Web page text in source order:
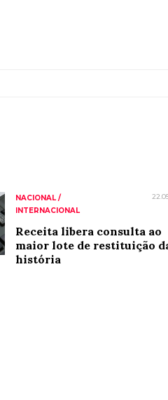
NACIONAL /
INTERNACIONAL
Receita libera consulta ao
maior lote de restituição
história